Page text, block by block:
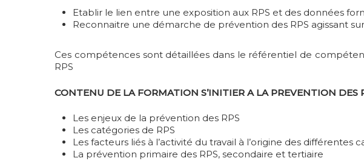
Etablir le lien entre une exposition aux RPS et des données
Reconnaitre une démarche de prévention des RPS agissant
Ces compétences sont détaillées dans le référentiel de
RPS
CONTENU DE LA FORMATION S’INITIER A LA PREVENTION DES
Les enjeux de la prévention des RPS
Les catégories de RPS
Les facteurs liés à l’activité du travail à l’origine des différentes
La prévention primaire des RPS, secondaire et tertiaire